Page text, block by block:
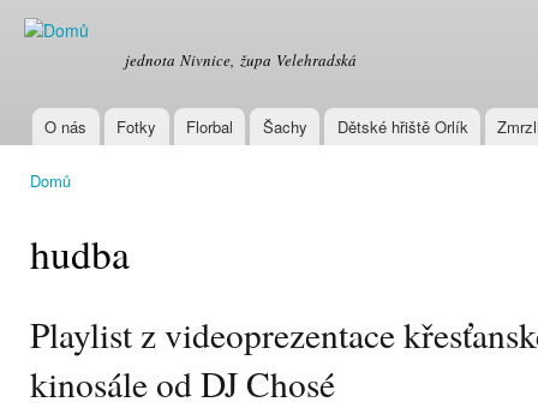
OREL
jednota Nivnice, župa Velehradská
Hlavní menu
O nás Fotky Florbal Šachy Dětské hřiště Orlík
Domů
hudba
Playlist z videoprezentace
kinosále od DJ Chosé